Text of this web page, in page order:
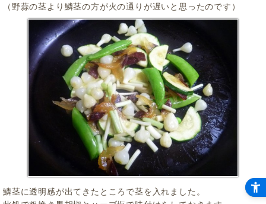
（野蒜の茎より鱗茎の方が火の通りが遅いと思ったのです）
鱗茎に透明感が出てきたところで茎を入れました。